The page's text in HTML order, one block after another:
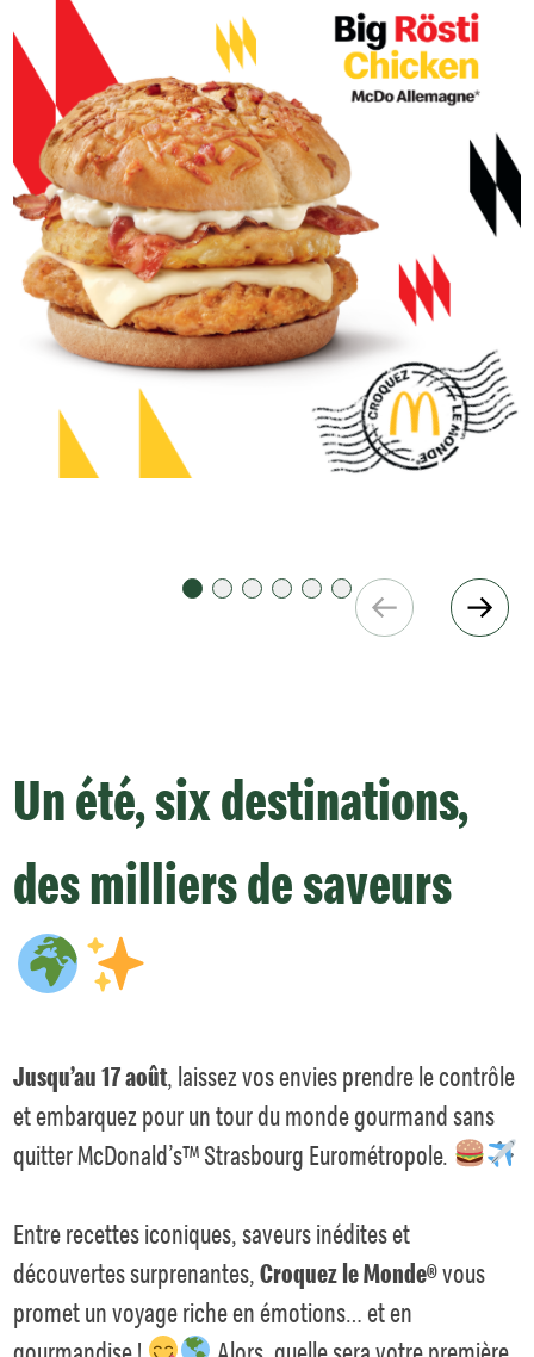
Un été, six destinations,
des milliers de saveurs
Jusqu’au 17 août, laissez vos envies prendre le contrôle
et embarquez pour un tour du monde gourmand sans
quitter McDonald’s™ Strasbourg Eurométropole.
Entre recettes iconiques, saveurs inédites et
découvertes surprenantes,Croquez le Monde®vous
promet un voyage riche en émotions… et en